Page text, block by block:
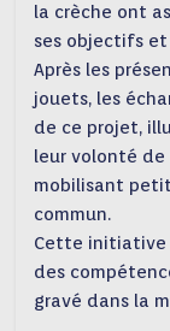
la crèche ont
ses objectifs
Après les
jouets, les
de ce projet,
leur volonté de
mobilisant
commun.
Cette initiative
des
gravé dans la